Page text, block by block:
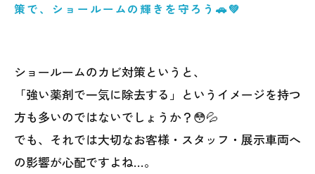
策で、ショールームの輝きを守ろう🚗💚
ショールームのカビ対策というと、
「強い薬剤で一気に除去する」というイメージを持つ
方も多いのではないでしょうか？😳💦
でも、それでは大切なお客様・スタッフ・展示車両へ
の影響が心配ですよね…。